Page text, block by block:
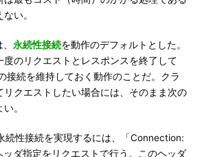
い。
永続性接続を動作のデフォルトとした。
度のリクエストとレスポンスを終了して
接続を維持しておく動作のことだ。クラ
リクエストしたい場合には、そのまま次の
。
続性接続を実現するには、「Connection:
ダ指定をリクエストで行う。このヘッダ